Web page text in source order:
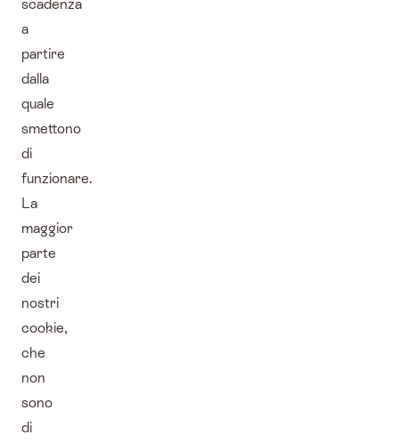
scadenza
a
partire
dalla
quale
smettono
di
funzionare.
La
maggior
parte
dei
nostri
cookie,
che
non
sono
di